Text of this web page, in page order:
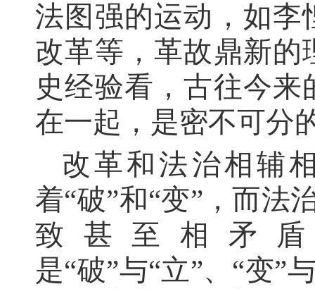
法图强的运动，如
改革等，革故鼎新
史经验看，古往今
在一起，是密不可分
改革和法治相辅
着“破”和“变”，而法
致甚至相矛
是“破”与“立”、“变”